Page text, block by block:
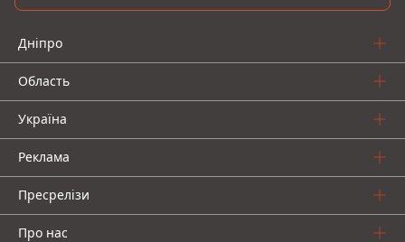
Дніпро
Область
Україна
Реклама
Пресрелізи
Про нас